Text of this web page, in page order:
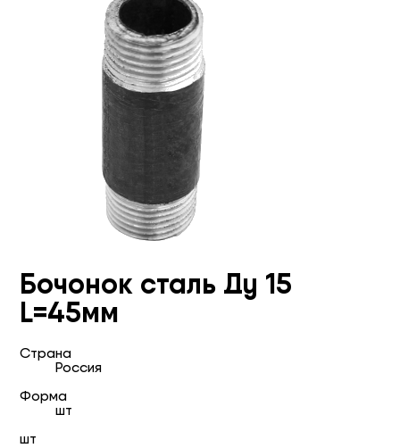
Бочонок сталь Ду 15
L=45мм
Страна
Россия
Форма
шт
шт